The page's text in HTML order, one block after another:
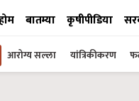
बातम्या कृषीपीडिया
आरोग्य सल्ला यांत्रिकीकरण